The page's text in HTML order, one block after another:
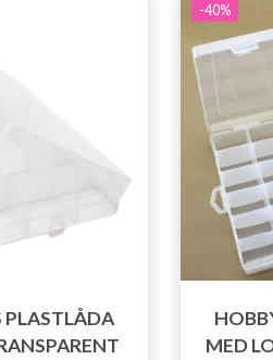
PLASTLÅDA
-40%
MED